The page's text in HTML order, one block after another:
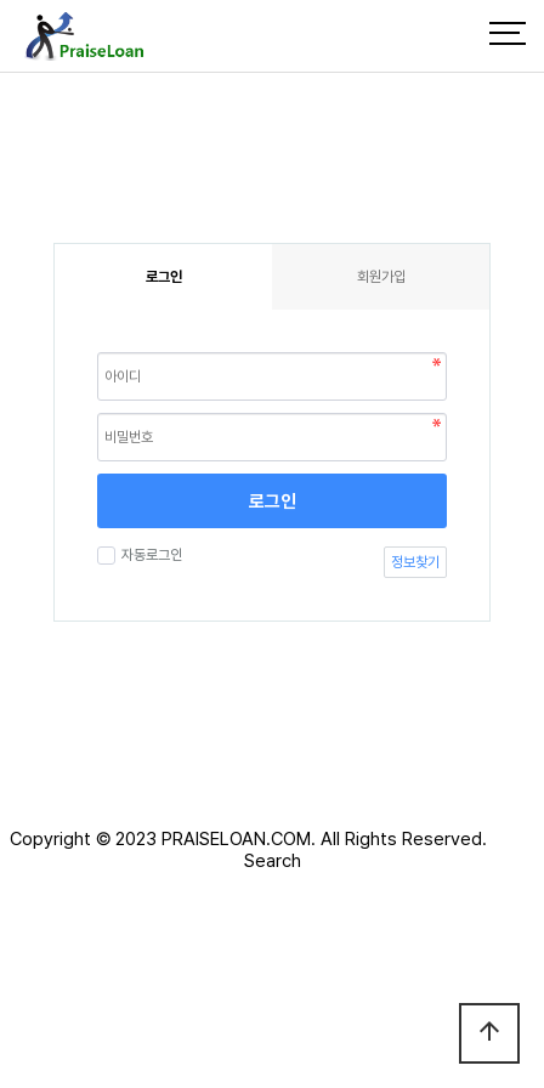
로그인 회원가입
로그인
자동로그인 정보찾기
Copyright © 2023 PRAISELOAN.COM. All Rights Reserved.
Search
arrow_upward